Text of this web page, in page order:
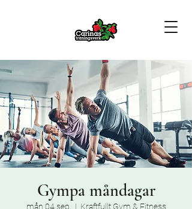
Gympa måndagar
mån 04 sep.
  |
Kraftfullt Gym & Fitness